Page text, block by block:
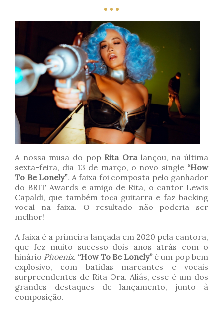
A nossa musa do pop Rita Oralançou, na última
sexta-feira, dia 13 de março, o novo single “How
To Be Lonely”. A faixa foi composta pelo ganhador
do BRIT Awards e amigo de Rita, o cantor Lewis
Capaldi, que também toca guitarra e faz backing
vocal na faixa. O resultado não poderia ser
melhor!
A faixa é a primeira lançada em 2020 pela cantora,
que fez muito sucesso dois anos atrás com o
hinário Phoenix. “How To Be Lonely” é um pop bem
explosivo, com batidas marcantes e vocais
surpreendentes de Rita Ora. Aliás, esse é um dos
grandes destaques do lançamento, junto à
composição.